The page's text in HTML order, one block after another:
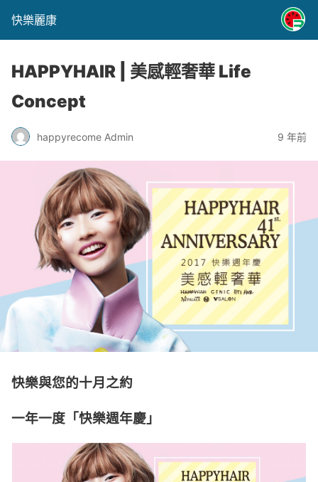
快樂麗康
HAPPYHAIR | 美感輕奢華 Life
Concept
happyrecome Admin 9 年前
快樂與您的十月之約
一年一度「快樂週年慶」